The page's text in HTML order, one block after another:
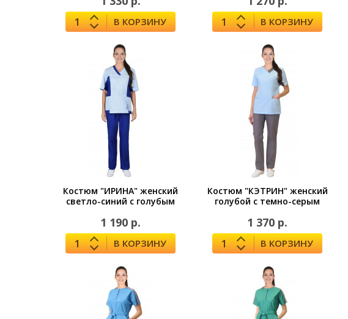
В КОРЗИНУ В КОРЗИНУ
Костюм "ИРИНА" женский
светло-синий с голубым
1 190 р.
В КОРЗИНУ
Костюм "КЭТРИН" женский
голубой с темно-серым
1 370 р.
В КОРЗИНУ